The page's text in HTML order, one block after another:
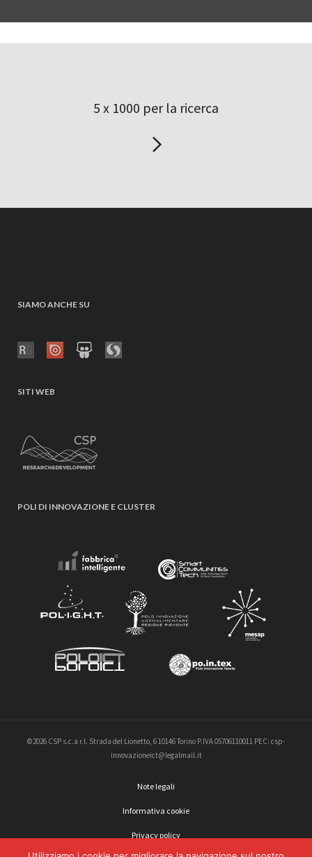
5 x 1000 per la ricerca
SIAMO ANCHE SU
SITI WEB
POLI DI INNOVAZIONE E CLUSTER
©2026 CSP s.c.a r.l. Strada del Lionetto, 6 10146 Torino P.IVA 05706110011 PEC: csp-
innovazioneict@legalmail.it
Note legali
Informativa cookie
Privacy policy